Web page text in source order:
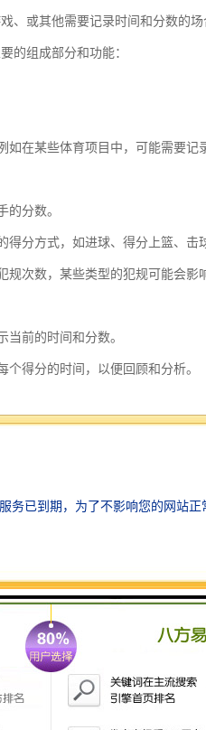
、或其他需要记录时间和分数的
的组成部分和功能：
在某些体育项目中，可能需要记
分数。
分方式，如进球、得分上篮、击
次数，某些类型的犯规可能会影
前的时间和分数。
得分的时间，以便回顾和分析。
投篮、犯规次数等。
用，如手机、平板、电脑等。
确保每个参与者都能得到的对待
活动进行时间记录和分数计算，